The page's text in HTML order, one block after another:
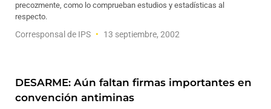
precozmente, como lo comprueban estudios y estadísticas al
respecto.
Corresponsal de IPS 13 septiembre, 2002
DESARME: Aún faltan firmas importantes en
convención antiminas